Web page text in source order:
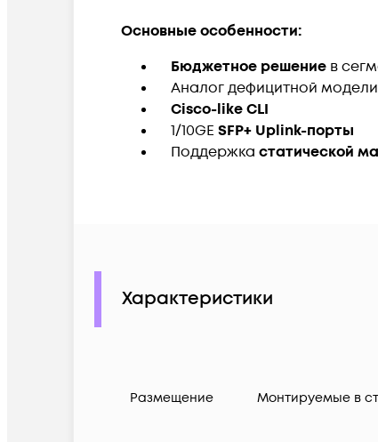
Основные особенности:
Бюджетное решение в
Аналог дефицитной модели
Cisco-like CLI
1/10GE SFP+ Uplink-порты
Поддержка статической
Характеристики
Размещение
Монтируемые в